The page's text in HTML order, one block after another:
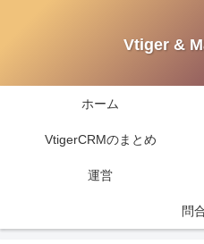
Vtiger &
ホーム
VtigerCRMのまとめ
運営
問